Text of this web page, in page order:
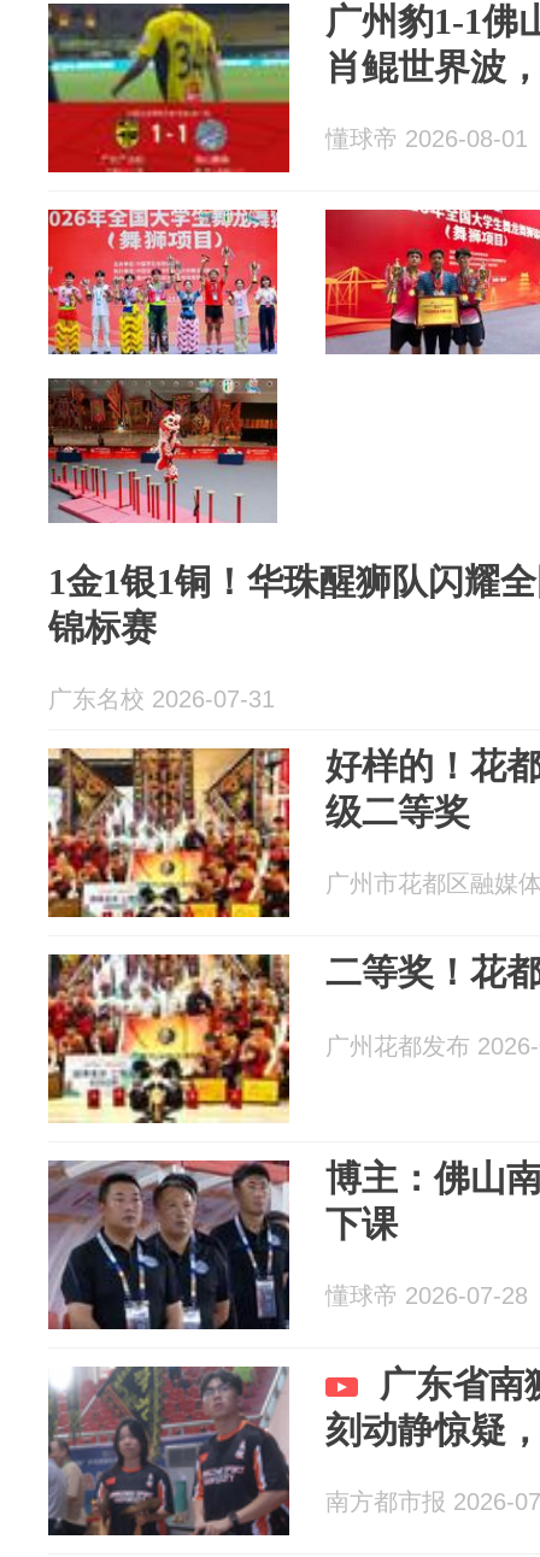
广州豹1-1佛
肖鲲世界波
懂球帝 2026-08-01
1金1银1铜！华珠醒狮队闪耀
锦标赛
广东名校 2026-07-31
好样的！花
级二等奖
广州市花都区融媒
二等奖！花
广州花都发布
博主：佛山
下课
懂球帝 2026-07-28
广东省南
刻动静惊疑
南方都市报 2026-